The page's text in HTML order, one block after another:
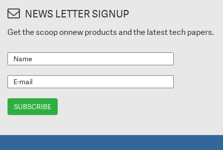
NEWS LETTER SIGNUP
Get the scoop onnew products and the latest tech papers.